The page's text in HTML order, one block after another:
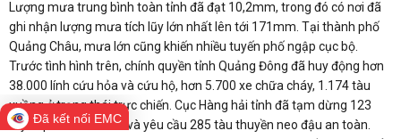
Lượng mưa trung bình toàn tỉnh đã đạt 10,2mm, trong đó có nơi đã
ghi nhận lượng mưa tích lũy lớn nhất lên tới 171mm. Tại thành phố
Quảng Châu, mưa lớn cũng khiến nhiều tuyến phố ngập cục bộ.
Trước tình hình trên, chính quyền tỉnh Quảng Đông đã huy động hơn
38.000 lính cứu hỏa và cứu hộ, hơn 5.700 xe chữa cháy, 1.174 tàu
xuồng ở trạng thái trực chiến. Cục Hàng hải tỉnh đã tạm dừng 123
tuyến phà chở khách và yêu cầu 285 tàu thuyền neo đậu an toàn.
Đã kết nối EMC